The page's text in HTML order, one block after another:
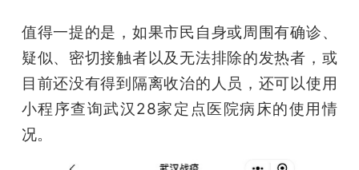
值得一提的是，如果市民自身或周围有确诊、
疑似、密切接触者以及无法排除的发热者，或
目前还没有得到隔离收治的人员，还可以使用
小程序查询武汉28家定点医院病床的使用情
况。